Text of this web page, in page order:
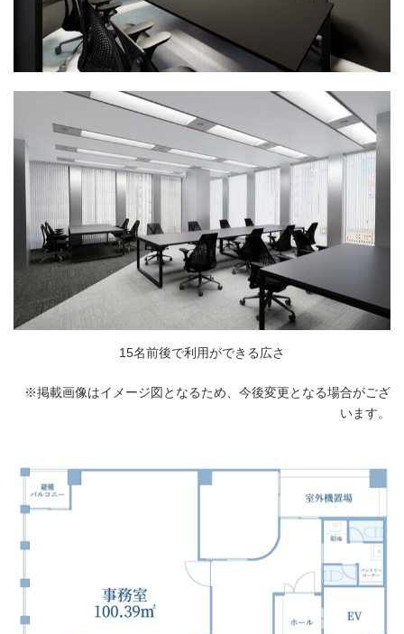
15名前後で利用ができる広さ
※掲載画像はイメージ図となるため、今後変更となる場合がござ
います。